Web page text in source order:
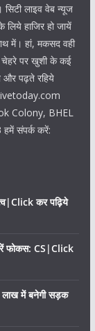
लाइव वेब न्यूज
हाजिर हो जायें
में। हां, मकसद वही
चेहरे पर खुशी के कई
और पढ़ते रहिये
Colony, BHEL
संपर्क करें:
कर पढ़िये
फोकस: CS|Click
में बनेगी सड़क